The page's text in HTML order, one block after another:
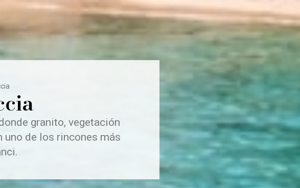
granito, vegetación
uno de los rincones más